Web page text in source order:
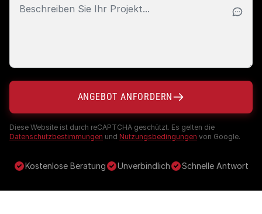
ANGEBOT ANFORDERN
Diese Website ist durch reCAPTCHA geschützt. Es gelten die
Datenschutzbestimmungen und Nutzungsbedingungen von Google.
Kostenlose Beratung Unverbindlich Schnelle Antwort